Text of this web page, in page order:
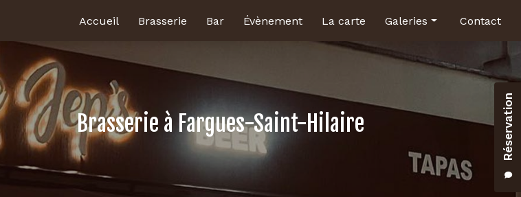
Réservation
Accueil
Brasserie Bar Évènement La carte Galeries
Brasserie
Contact
Brasserie à Fargues-Saint-Hilaire